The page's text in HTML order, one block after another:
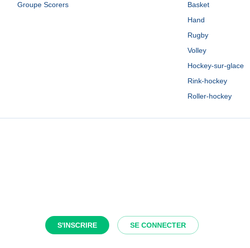
S'INSCRIRE SE CONNECTER
Groupe Scorers
Basket
Hand
Rugby
Volley
Hockey-sur-glace
Rink-hockey
Roller-hockey